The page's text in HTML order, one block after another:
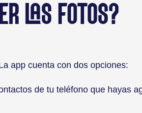
LAS FOTOS?
app cuenta con dos opciones:
de tu teléfono que hayas